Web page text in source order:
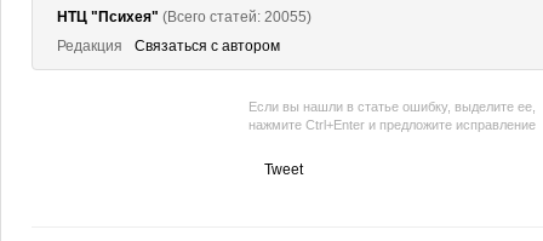
НТЦ "Психея" (Всего статей: 20055)
Редакция
Связаться с автором
Если вы нашли в статье ошибку, выделите ее,
нажмите Ctrl+Enter и предложите исправление
Tweet